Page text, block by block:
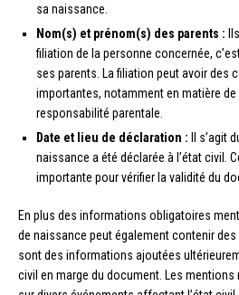
sa naissance.
Nom(s) et prénom(s) des parents :
filiation de la personne concernée,
ses parents. La filiation peut avoir des
importantes, notamment en matière
responsabilité parentale.
Date et lieu de déclaration : Il s’agit
naissance a été déclarée à l’état civil.
importante pour vérifier la validité du
En plus des informations obligatoires
de naissance peut également contenir des
sont des informations ajoutées
civil en marge du document. Les